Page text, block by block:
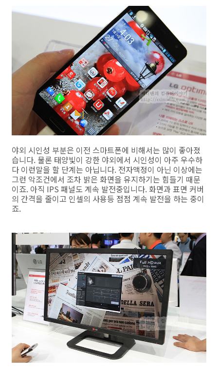
야외 시인성 부분은 이전 스마트폰에 비해서는 많이 좋아졌
습니다. 물론 태양빛이 강한 야외에서 시인성이 아주 우수하
다 이런말을 할 단계는 아닙니다. 전자액정이 아닌 이상에는
그런 악조건에서 조차 밝은 화면을 유지하기는 힘들기 때문
이죠. 아직 IPS 패널도 계속 발전중입니다. 화면과 표면 커버
의 간격을 줄이고 인셀의 사용등 점점 계속 발전을 하는 중이
죠.